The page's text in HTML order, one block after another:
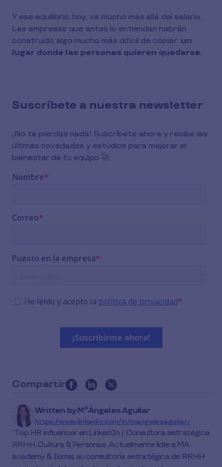
Y ese equilibrio, hoy, va mucho más allá del salario.
Las empresas que antes lo entiendan habrán
construido algo mucho más difícil de copiar: un
lugar donde las personas quieren quedarse.
Suscríbete a nuestra newsletter
¡No te pierdas nada! Suscríbete ahora y recibe las
últimas novedades y estudios para mejorar el
bienestar de tu equipo 🚀
Compartir
this
article
on
social
media
Written byMºÁngeles Aguilar
https://www.linkedin.com/in/mangelesaguilar/
Top HR influencer en LinkedIn | Consultora estratégica
RRHH, Cultura & Personas. Actualmente lidera MA
academy & Ikimai, su consultoría estratégica de RRHH